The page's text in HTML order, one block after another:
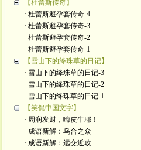
【杜蕾斯传奇】
· 杜蕾斯避孕套传奇-4
· 杜蕾斯避孕套传奇-3
· 杜蕾斯避孕套传奇-2
· 杜蕾斯避孕套传奇-1
【雪山下的绛珠草的日记】
· 雪山下的绛珠草的日记-3
· 雪山下的绛珠草的日记-2
· 雪山下的绛珠草的日记-1
【笑侃中国文字】
· 周润发财，嗨皮牛耶！
· 成语新解：乌合之众
· 成语新解：远交近攻